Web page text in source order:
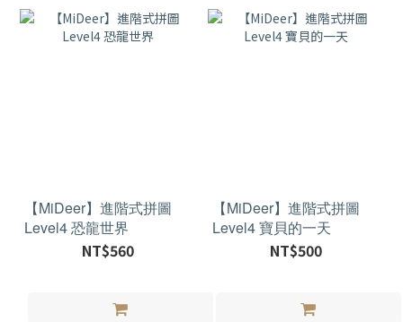
【MiDeer】進階式拼圖
Level4 恐龍世界
NT$560
【MiDeer】進階式拼圖
Level4 寶貝的一天
NT$500